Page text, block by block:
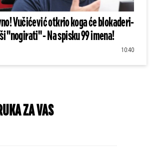
Vučićević otkrio koga će blokaderi-
"nogirati" - Na spisku 99 imena!
10:40
ZA VAS